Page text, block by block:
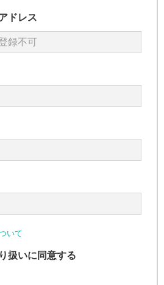
ドレス
いて
扱いに同意する